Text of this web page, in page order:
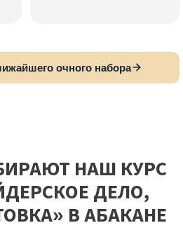
очного набора
НАШ КУРС
ДЕЛО,
В АБАКАНЕ